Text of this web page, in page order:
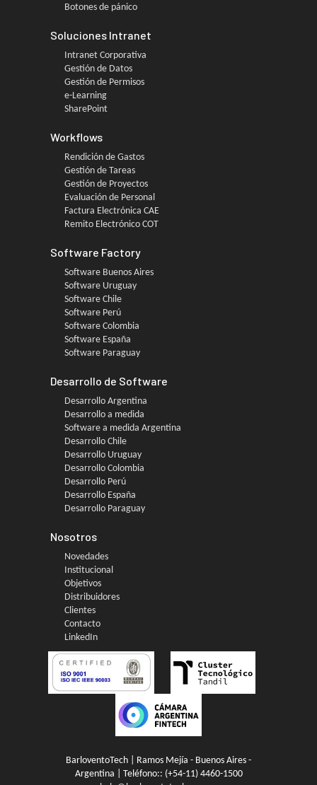
Botones de pánico
Soluciones Intranet
Intranet Corporativa
Gestión de Datos
Gestión de Permisos
e-Learning
SharePoint
Workflows
Rendición de Gastos
Gestión de Tareas
Gestión de Proyectos
Evaluación de Personal
Factura Electrónica CAE
Remito Electrónico COT
Software Factory
Software Buenos Aires
Software Uruguay
Software Chile
Software Perú
Software Colombia
Software España
Software Paraguay
Desarrollo de Software
Desarrollo Argentina
Desarrollo a medida
Software a medida Argentina
Desarrollo Chile
Desarrollo Uruguay
Desarrollo Colombia
Desarrollo Perú
Desarrollo España
Desarrollo Paraguay
Nosotros
Novedades
Institucional
Objetivos
Distribuidores
Clientes
Contacto
LinkedIn
BarloventoTech | Ramos Mejía - Buenos Aires -
Argentina | Teléfono:: (+54-11) 4460-1500